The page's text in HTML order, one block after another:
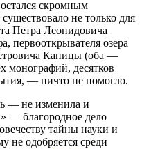
скромным
не только для
Петра Леонидовича
первооткрывателя озера
Капицы (оба —
монографий, десятков
— ничто не помогло.
— не изменила и
— благородное дело
тайны науки и
не одобряется среди